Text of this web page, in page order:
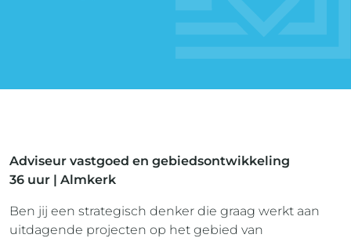
Adviseur vastgoed en gebiedsontwikkeling
36 uur | Almkerk
Ben jij een strategisch denker die graag werkt aan
uitdagende projecten op het gebied van